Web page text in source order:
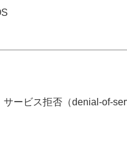
サービス拒否（denial-of-